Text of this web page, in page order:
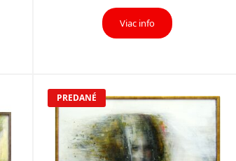
Viac info
PREDANÉ